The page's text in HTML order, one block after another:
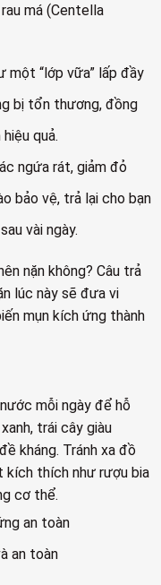
má (Centella
một “lớp vữa” lấp đầy
bị tổn thương, đồng
quả.
ngứa rát, giảm đỏ
bảo vệ, trả lại cho bạn
vài ngày.
nặn không? Câu trả
lúc này sẽ đưa vi
mụn kích ứng thành
mỗi ngày để hỗ
trái cây giàu
kháng. Tránh xa đồ
kích thích như rượu bia
cơ thể.
an toàn